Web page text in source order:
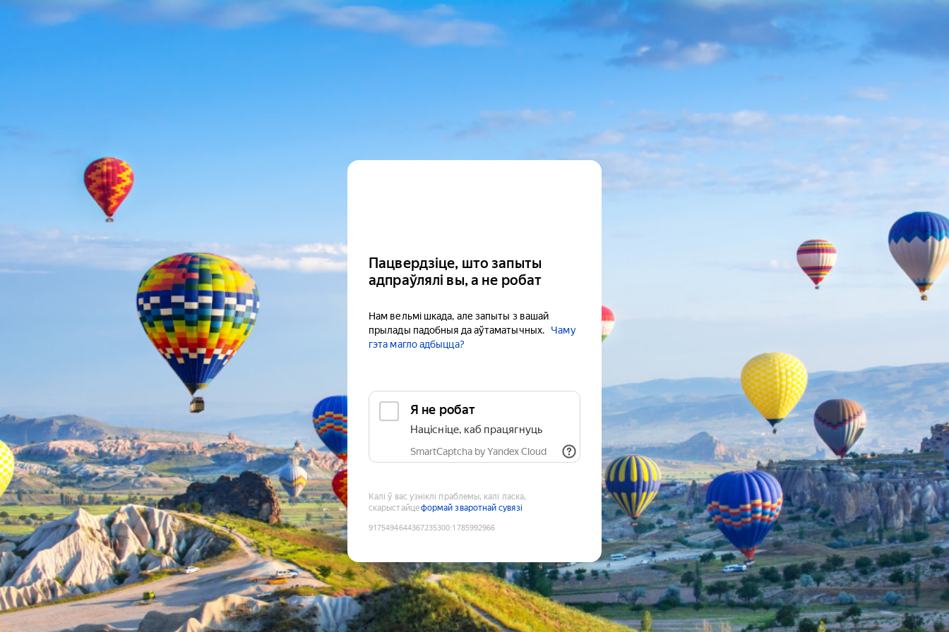
Пацвердзіце, што запыты
адпраўлялі вы, а не робат
Нам вельмі шкада, але запыты з вашай
прылады падобныя да аўтаматычных.
Чаму
гэта магло адбыцца?
Я не робат
Націсніце, каб працягнуць
SmartCaptcha by Yandex Cloud
Калі ў вас узніклі праблемы, калі ласка,
скарыстайцеформай зваротнай сувязі
9175494644367235300:1785992966